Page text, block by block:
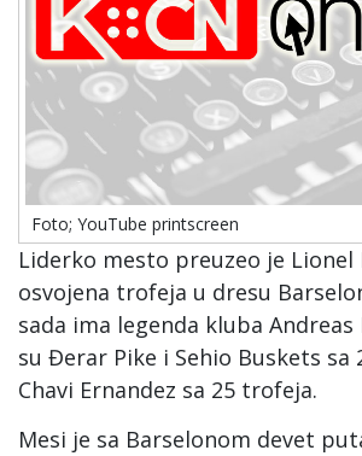
Foto; YouTube printscreen
Liderko mesto preuzeo je Lionel
osvojena trofeja u dresu
sada ima legenda kluba Andreas
su Đerar Pike i Sehio Buskets sa
Chavi Ernandez sa 25 trofeja.
Mesi je sa Barselonom devet